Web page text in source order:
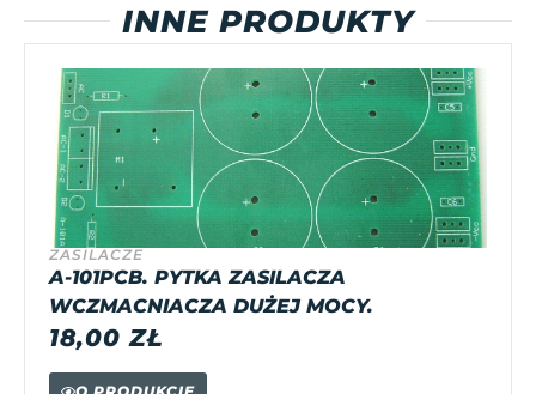
INNE PRODUKTY
ZASILACZE
A-101PCB. PYTKA ZASILACZA
WCZMACNIACZA DUŻEJ MOCY.
18,00ZŁ